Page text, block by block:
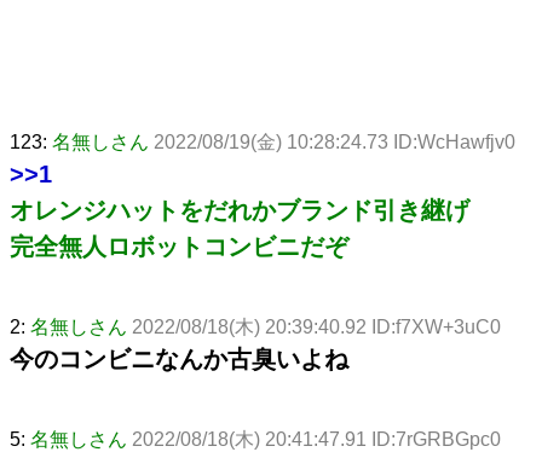
123: 名無しさん 2022/08/19(金) 10:28:24.73 ID:WcHawfjv0
>>1
オレンジハットをだれかブランド引き継げ
完全無人ロボットコンビニだぞ
2: 名無しさん 2022/08/18(木) 20:39:40.92 ID:f7XW+3uC0
今のコンビニなんか古臭いよね
5: 名無しさん 2022/08/18(木) 20:41:47.91 ID:7rGRBGpc0